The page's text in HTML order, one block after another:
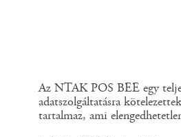
Az NTAK POS BEE egy
adatszolgáltatásra
tartalmaz, ami